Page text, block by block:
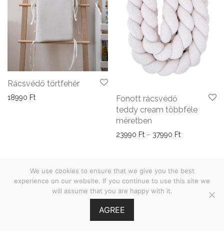
Rácsvédő törtfehér
18990 Ft
Fonott rácsvédő
teddy cream többféle
méretben
23990 Ft – 37990 FtÁrtartomány:
We use cookies to ensure that we give you the best
experience on our website. If you continue to use this site we
will assume that you are happy with it.
AGREE